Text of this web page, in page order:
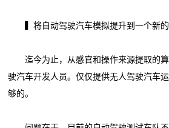
▍将自动驾驶汽车模拟提升到一个新的
迄今为止，从感官和操作来源提取的算
驶汽车开发人员。仅仅提供无人驾驶汽车
够的。